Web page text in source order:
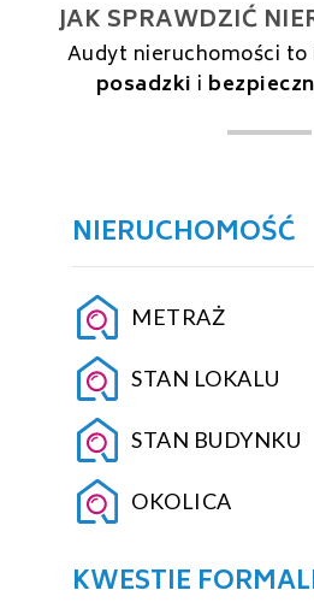
JAK SPRAWDZIĆ
Audyt nieruchomości
posadzki i
NIERUCHOMOŚĆ
METRAŻ
STAN LOKALU
STAN BUDYNKU
OKOLICA
KWESTIE